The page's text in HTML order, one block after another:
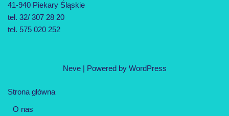
41-940 Piekary Śląskie
tel. 32/ 307 28 20
tel. 575 020 252
Neve| Powered by WordPress
Strona główna
O nas